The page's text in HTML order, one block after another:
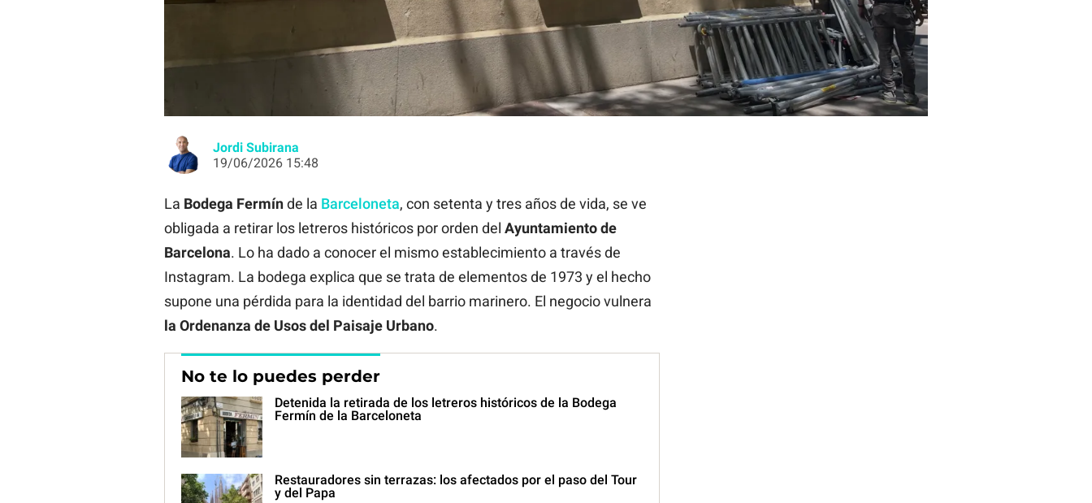
Los letreros de la Bodega Fermín, un establecimiento histórico de la Barceloneta / Bodega Fermín-Facebook
Jordi Subirana
19/06/2026 15:48
La Bodega Fermínde la Barceloneta, con setenta y tres años de vida, se ve
obligada a retirar los letreros históricos por orden del Ayuntamiento de
Barcelona. Lo ha dado a conocer el mismo establecimiento a través de
Instagram. La bodega explica que se trata de elementos de 1973 y el hecho
supone una pérdida para la identidad del barrio marinero. El negocio vulnera
la Ordenanza de Usos del Paisaje Urbano.
No te lo puedes perder
Detenida la retirada de los letreros históricos de la Bodega
Fermín de la Barceloneta
Restauradores sin terrazas: los afectados por el paso del Tour
y del Papa